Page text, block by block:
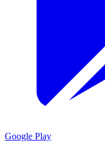
Google Play